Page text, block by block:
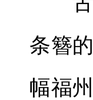
条簪
幅福